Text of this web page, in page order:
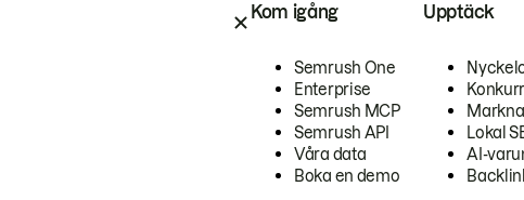
Kom igång
Semrush One
Enterprise
Semrush MCP
Semrush API
Våra data
Boka en demo
Upptäck
Lokal
AI-